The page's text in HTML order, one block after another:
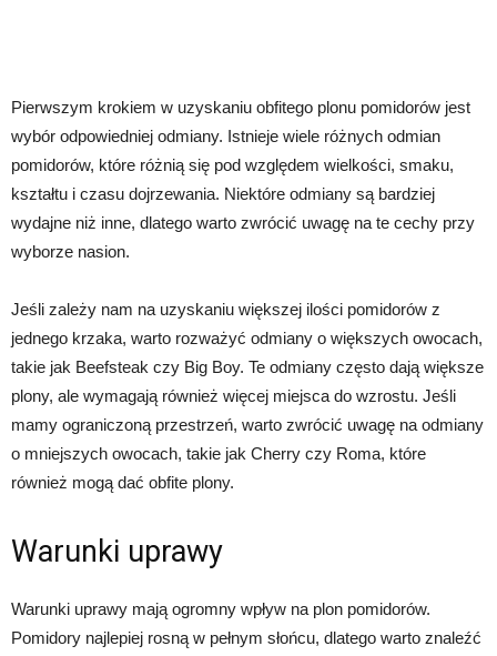
Pierwszym krokiem w uzyskaniu obfitego plonu pomidorów jest
wybór odpowiedniej odmiany. Istnieje wiele różnych odmian
pomidorów, które różnią się pod względem wielkości, smaku,
kształtu i czasu dojrzewania. Niektóre odmiany są bardziej
wydajne niż inne, dlatego warto zwrócić uwagę na te cechy przy
wyborze nasion.
Jeśli zależy nam na uzyskaniu większej ilości pomidorów z
jednego krzaka, warto rozważyć odmiany o większych owocach,
takie jak Beefsteak czy Big Boy. Te odmiany często dają większe
plony, ale wymagają również więcej miejsca do wzrostu. Jeśli
mamy ograniczoną przestrzeń, warto zwrócić uwagę na odmiany
o mniejszych owocach, takie jak Cherry czy Roma, które
również mogą dać obfite plony.
Warunki uprawy
Warunki uprawy mają ogromny wpływ na plon pomidorów.
Pomidory najlepiej rosną w pełnym słońcu, dlatego warto znaleźć